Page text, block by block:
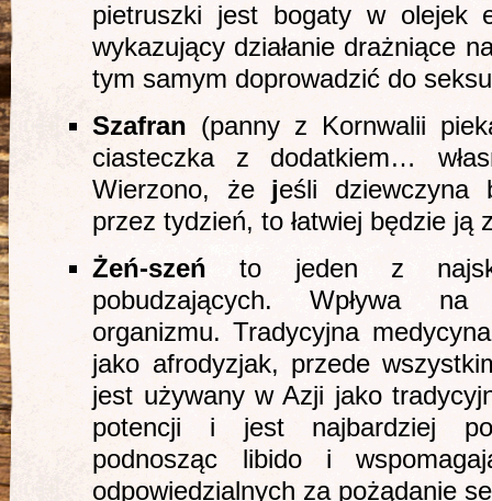
pietruszki jest bogaty w olejek
wykazujący działanie drażniące
tym samym doprowadzić do
Szafran (panny z Kornwalii
ciasteczka z dodatkiem…
Wierzono, że jeśli dziewczyna
przez tydzień, to łatwiej będzie ją
Żeń-szeń to jeden z
pobudzających. Wpływa na
organizmu. Tradycyjna
jako afrodyzjak, przede
jest używany w Azji jako
potencji i jest najbardziej
podnosząc libido i
odpowiedzialnych za pożądanie